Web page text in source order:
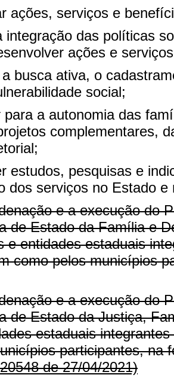
ações, serviços e
integração das políticas
ações e
busca ativa, o
social;
para a autonomia das
complementares,
estudos, pesquisas e
dos serviços no Estado e
e a execução do
de Estado da Família e
e entidades estaduais
como pelos municípios
e a execução do
de Estado da Justiça,
estaduais
participantes, na
de 27/04/2021)